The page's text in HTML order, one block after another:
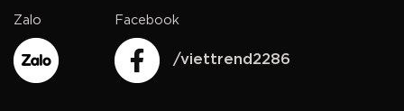
Zalo Facebook
/viettrend2286